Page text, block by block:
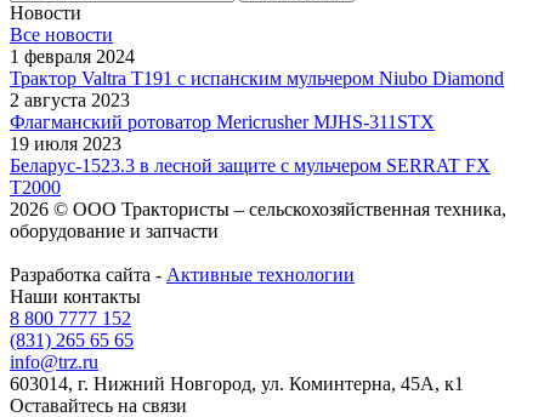
Новости
Все новости
1 февраля 2024
Трактор Valtra T191 с испанским мульчером Niubo Diamond
2 августа 2023
Флагманский ротоватор Mericrusher MJHS-311STX
19 июля 2023
Беларус-1523.3 в лесной защите с мульчером SERRAT FX
T2000
2026 © ООО Трактористы – cельскохозяйственная техника,
оборудование и запчасти
Разработка сайта - Активные технологии
Наши контакты
8 800 7777 152
(831) 265 65 65
info@trz.ru
603014, г. Нижний Новгород, ул. Коминтерна, 45А, к1
Оставайтесь на связи